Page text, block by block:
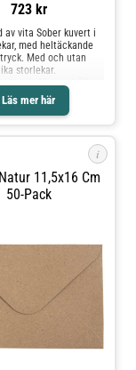
723 kr
Läs mer här
av vita Sober kuvert i
med heltäckande
Med och utan
storlekar.
är för innehåll
adresserat,
enkelt.* Vit* Finns i
Självhäftande*
i
11,5x16 Cm
50-Pack